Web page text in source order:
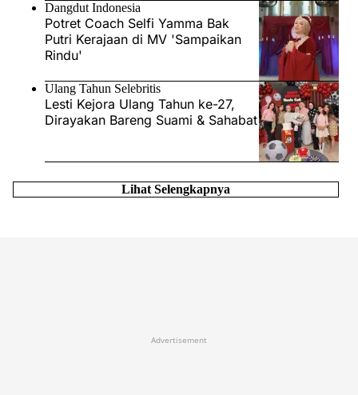
Dangdut Indonesia
Potret Coach Selfi Yamma Bak
Putri Kerajaan di MV 'Sampaikan
Rindu'
Ulang Tahun Selebritis
Lesti Kejora Ulang Tahun ke-27,
Dirayakan Bareng Suami & Sahabat
Lihat Selengkapnya
Advertisement